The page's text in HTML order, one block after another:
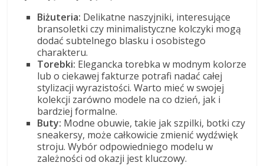
Biżuteria: Delikatne naszyjniki, interesujące
bransoletki czy minimalistyczne kolczyki mogą
dodać subtelnego blasku i osobistego
charakteru.
Torebki: Elegancka torebka w modnym kolorze
lub o ciekawej fakturze potrafi nadać całej
stylizacji wyrazistości. Warto mieć w swojej
kolekcji zarówno modele na co dzień, jak i
bardziej formalne.
Buty: Modne obuwie, takie jak szpilki, botki czy
sneakersy, może całkowicie zmienić wydźwięk
stroju. Wybór odpowiedniego modelu w
zależności od okazji jest kluczowy.